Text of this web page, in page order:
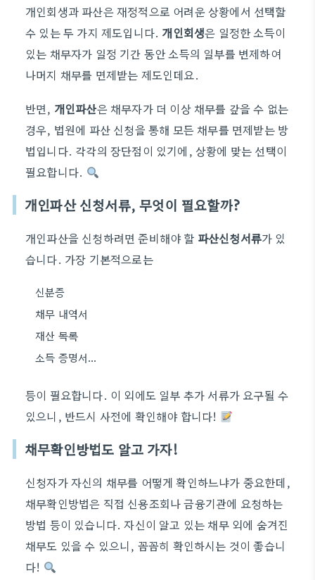
개인회생과 파산은 재정적으로 어려운 상황에서 선택할
수 있는 두 가지 제도입니다. 개인회생은 일정한 소득이
있는 채무자가 일정 기간 동안 소득의 일부를 변제하여
나머지 채무를 면제받는 제도인데요.
반면, 개인파산은 채무자가 더 이상 채무를 갚을 수 없는
경우, 법원에 파산 신청을 통해 모든 채무를 면제받는 방
법입니다. 각각의 장단점이 있기에, 상황에 맞는 선택이
필요합니다.
개인파산 신청서류, 무엇이 필요할까?
개인파산을 신청하려면 준비해야 할 파산신청서류가 있
습니다. 가장 기본적으로는
신분증
채무 내역서
재산 목록
소득 증명서…
등이 필요합니다. 이 외에도 일부 추가 서류가 요구될 수
있으니, 반드시 사전에 확인해야 합니다!
채무확인방법도 알고 가자!
신청자가 자신의 채무를 어떻게 확인하느냐가 중요한데,
채무확인방법은 직접 신용조회나 금융기관에 요청하는
방법 등이 있습니다. 자신이 알고 있는 채무 외에 숨겨진
채무도 있을 수 있으니, 꼼꼼히 확인하시는 것이 좋습니
다!